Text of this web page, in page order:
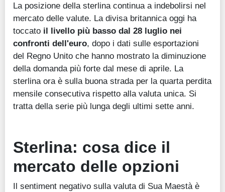
La posizione della sterlina continua a indebolirsi nel
mercato delle valute. La divisa britannica oggi ha
toccato il livello più basso dal 28 luglio nei
confronti dell'euro, dopo i dati sulle esportazioni
del Regno Unito che hanno mostrato la diminuzione
della domanda più forte dal mese di aprile. La
sterlina ora è sulla buona strada per la quarta perdita
mensile consecutiva rispetto alla valuta unica. Si
tratta della serie più lunga degli ultimi sette anni.
Sterlina: cosa dice il
mercato delle opzioni
Il sentiment negativo sulla valuta di Sua Maestà è